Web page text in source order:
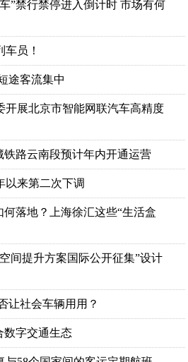
”禁行禁停进入倒计时 市场有何
员！
途客流集中
开展北京市智能网联汽车高精度
铁路云南段预计年内开通运营
以来第二次下调
何落地？上海徐汇这些“生活盒
间提升方案国际公开征集”设计
让社会车辆用用？
数字交通生态